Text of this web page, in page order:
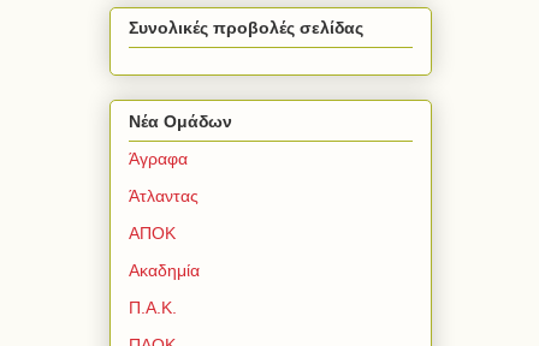
Συνολικές προβολές σελίδας
Νέα Ομάδων
Άγραφα
Άτλαντας
ΑΠΟΚ
Ακαδημία
Π.Α.Κ.